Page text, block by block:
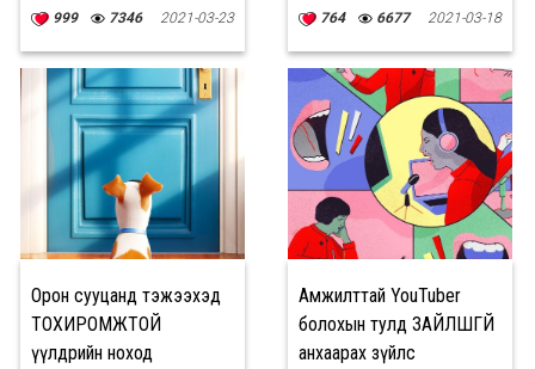
зөвлөмжүүд
999 7346 2021-03-23 764 6677 2021-03-18
Орон сууцанд тэжээхэд
ТОХИРОМЖТОЙ
үүлдрийн ноход
Амжилттай YouTuber
болохын тулд ЗАЙЛШГҮЙ
анхаарах зүйлс